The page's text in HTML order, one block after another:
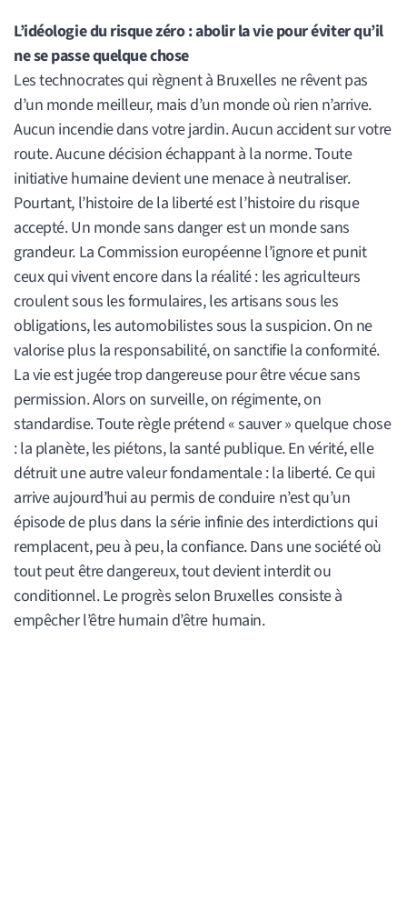
L’idéologie du risque zéro : abolir la vie pour éviter qu’il
ne se passe quelque chose
Les technocrates qui règnent à Bruxelles ne rêvent pas
d’un monde meilleur, mais d’un monde où rien n’arrive.
Aucun incendie dans votre jardin. Aucun accident sur votre
route. Aucune décision échappant à la norme. Toute
initiative humaine devient une menace à neutraliser.
Pourtant, l’histoire de la liberté est l’histoire du risque
accepté. Un monde sans danger est un monde sans
grandeur. La Commission européenne l’ignore et punit
ceux qui vivent encore dans la réalité : les agriculteurs
croulent sous les formulaires, les artisans sous les
obligations, les automobilistes sous la suspicion. On ne
valorise plus la responsabilité, on sanctifie la conformité.
La vie est jugée trop dangereuse pour être vécue sans
permission. Alors on surveille, on régimente, on
standardise. Toute règle prétend « sauver » quelque chose
: la planète, les piétons, la santé publique. En vérité, elle
détruit une autre valeur fondamentale : la liberté. Ce qui
arrive aujourd’hui au permis de conduire n’est qu’un
épisode de plus dans la série infinie des interdictions qui
remplacent, peu à peu, la confiance. Dans une société où
tout peut être dangereux, tout devient interdit ou
conditionnel. Le progrès selon Bruxelles consiste à
empêcher l’être humain d’être humain.